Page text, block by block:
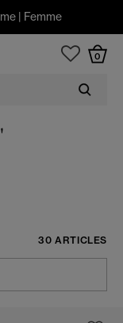
| Femme
0
30 ARTICLES